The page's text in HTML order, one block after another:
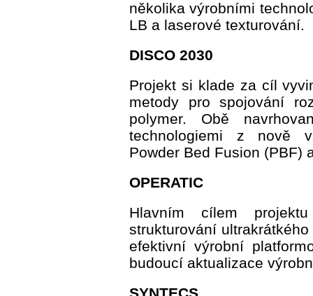
několika výrobními
LB a laserové texturování.
DISCO 2030
Projekt si klade za cíl
metody pro spojování
polymer. Obě
technologiemi z nově
Powder Bed Fusion (PBF)
OPERATIC
Hlavním cílem
strukturování
efektivní výrobní
budoucí aktualizace
SYNTECS